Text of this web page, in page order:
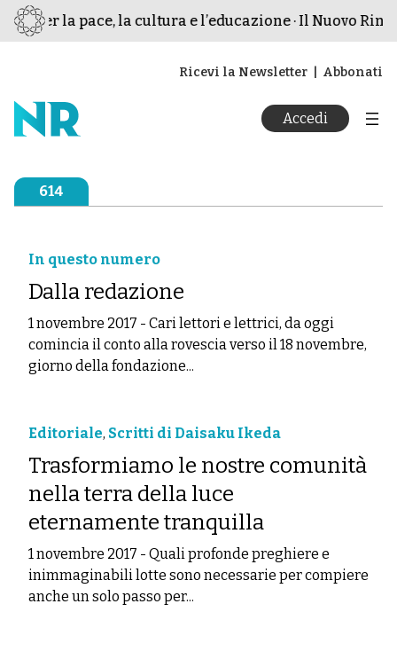
per la pace, la cultura e l’educazione · Il Nuovo
Ricevi la Newsletter Abbonati
Accedi
614
In questo numero
Dalla redazione
1 novembre 2017 - Cari lettori e lettrici, da oggi
comincia il conto alla rovescia verso il 18 novembre,
giorno della fondazione...
Editoriale, Scritti di Daisaku Ikeda
Trasformiamo le nostre comunità
nella terra della luce
eternamente tranquilla
1 novembre 2017 - Quali profonde preghiere e
inimmaginabili lotte sono necessarie per compiere
anche un solo passo per...